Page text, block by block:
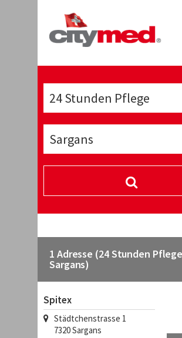
1 Adresse (24 Stunden
Sargans)
Spitex
Städtchenstrasse 1
7320Sargans